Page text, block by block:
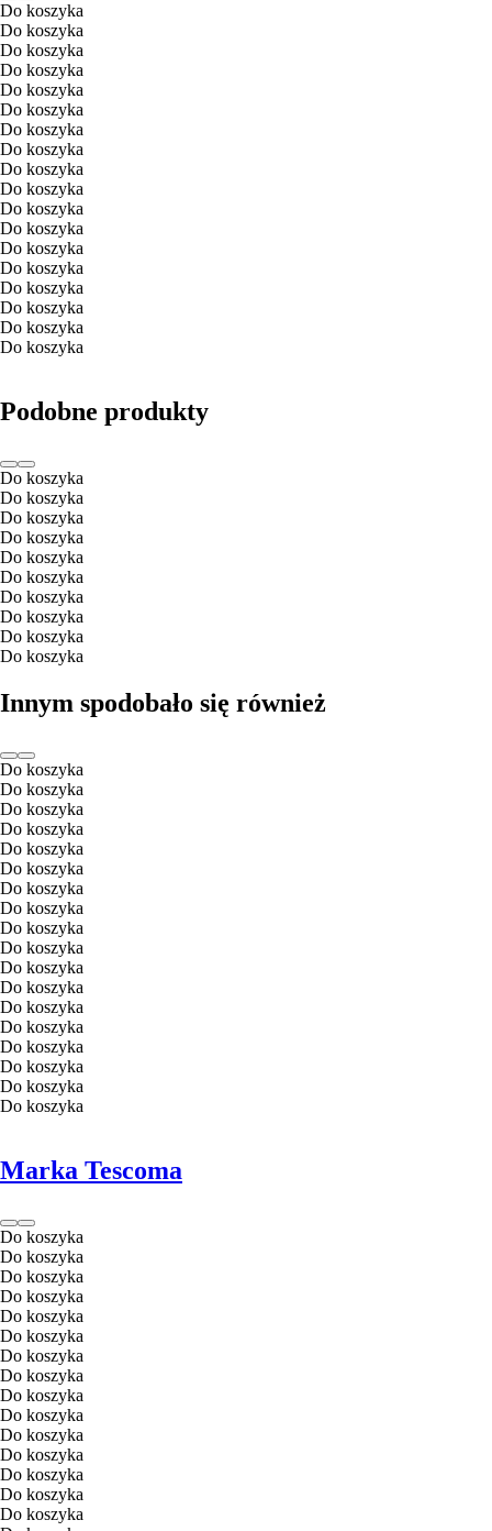
Do koszyka
Do koszyka
Do koszyka
Do koszyka
Do koszyka
Do koszyka
Do koszyka
Do koszyka
Do koszyka
Do koszyka
Do koszyka
Do koszyka
Do koszyka
Do koszyka
Do koszyka
Do koszyka
Do koszyka
Do koszyka
Podobne produkty
Do koszyka
Do koszyka
Do koszyka
Do koszyka
Do koszyka
Do koszyka
Do koszyka
Do koszyka
Do koszyka
Do koszyka
Innym spodobało się również
Do koszyka
Do koszyka
Do koszyka
Do koszyka
Do koszyka
Do koszyka
Do koszyka
Do koszyka
Do koszyka
Do koszyka
Do koszyka
Do koszyka
Do koszyka
Do koszyka
Do koszyka
Do koszyka
Do koszyka
Do koszyka
Marka Tescoma
Do koszyka
Do koszyka
Do koszyka
Do koszyka
Do koszyka
Do koszyka
Do koszyka
Do koszyka
Do koszyka
Do koszyka
Do koszyka
Do koszyka
Do koszyka
Do koszyka
Do koszyka